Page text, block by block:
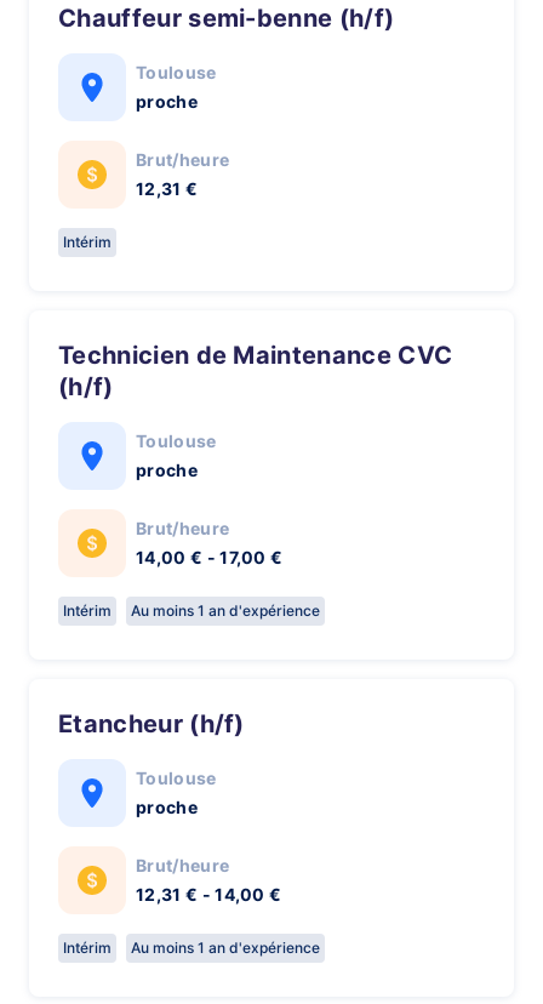
Chauffeur semi-benne (h/f)
Toulouse
proche
Brut/heure
12,31 €
Intérim
Technicien de Maintenance CVC
(h/f)
Toulouse
proche
Brut/heure
14,00 € - 17,00 €
Intérim Au moins 1 an d'expérience
Etancheur (h/f)
Toulouse
proche
Brut/heure
12,31 € - 14,00 €
Intérim Au moins 1 an d'expérience